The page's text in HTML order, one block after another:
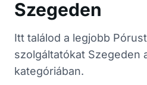
Szegeden
Itt találod a legjobb
szolgáltatókat Szegeden
kategóriában.